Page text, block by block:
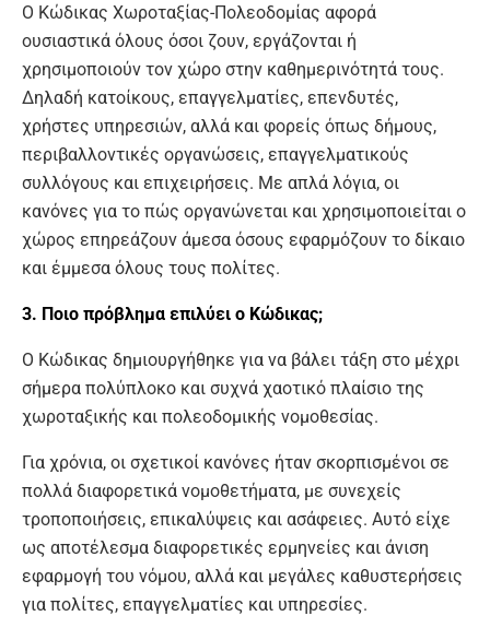
Ο Κώδικας Χωροταξίας-Πολεοδομίας αφορά
ουσιαστικά όλους όσοι ζουν, εργάζονται ή
χρησιμοποιούν τον χώρο στην καθημερινότητά τους.
Δηλαδή κατοίκους, επαγγελματίες, επενδυτές,
χρήστες υπηρεσιών, αλλά και φορείς όπως δήμους,
περιβαλλοντικές οργανώσεις, επαγγελματικούς
συλλόγους και επιχειρήσεις. Με απλά λόγια, οι
κανόνες για το πώς οργανώνεται και χρησιμοποιείται ο
χώρος επηρεάζουν άμεσα όσους εφαρμόζουν το δίκαιο
και έμμεσα όλους τους πολίτες.
3. Ποιο πρόβλημα επιλύει ο Κώδικας;
Ο Κώδικας δημιουργήθηκε για να βάλει τάξη στο μέχρι
σήμερα πολύπλοκο και συχνά χαοτικό πλαίσιο της
χωροταξικής και πολεοδομικής νομοθεσίας.
Για χρόνια, οι σχετικοί κανόνες ήταν σκορπισμένοι σε
πολλά διαφορετικά νομοθετήματα, με συνεχείς
τροποποιήσεις, επικαλύψεις και ασάφειες. Αυτό είχε
ως αποτέλεσμα διαφορετικές ερμηνείες και άνιση
εφαρμογή του νόμου, αλλά και μεγάλες καθυστερήσεις
για πολίτες, επαγγελματίες και υπηρεσίες.